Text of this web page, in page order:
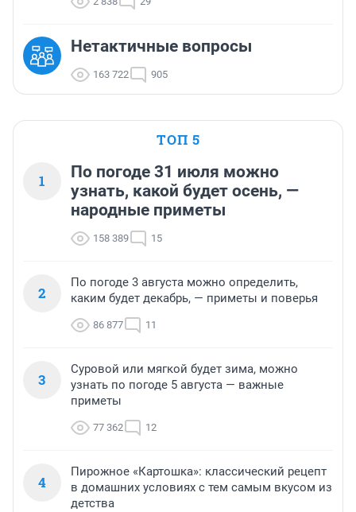
Нетактичные вопросы
163 722 905
ТОП 5
1
По погоде 31 июля можно
узнать, какой будет осень, —
народные приметы
158 389 15
2
По погоде 3 августа можно определить,
каким будет декабрь, — приметы и поверья
86 877 11
3
Суровой или мягкой будет зима, можно
узнать по погоде 5 августа — важные
приметы
77 362 12
4
Пирожное «Картошка»: классический рецепт
в домашних условиях с тем самым вкусом из
детства